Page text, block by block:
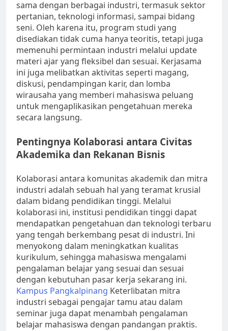
sama dengan berbagai industri, termasuk sektor
pertanian, teknologi informasi, sampai bidang
seni. Oleh karena itu, program studi yang
disediakan tidak cuma hanya teoritis, tetapi juga
memenuhi permintaan industri melalui update
materi ajar yang fleksibel dan sesuai. Kerjasama
ini juga melibatkan aktivitas seperti magang,
diskusi, pendampingan karir, dan lomba
wirausaha yang memberi mahasiswa peluang
untuk mengaplikasikan pengetahuan mereka
secara langsung.
Pentingnya Kolaborasi antara Civitas
Akademika dan Rekanan Bisnis
Kolaborasi antara komunitas akademik dan mitra
industri adalah sebuah hal yang teramat krusial
dalam bidang pendidikan tinggi. Melalui
kolaborasi ini, institusi pendidikan tinggi dapat
mendapatkan pengetahuan dan teknologi terbaru
yang tengah berkembang pesat di industri. Ini
menyokong dalam meningkatkan kualitas
kurikulum, sehingga mahasiswa mengalami
pengalaman belajar yang sesuai dan sesuai
dengan kebutuhan pasar kerja sekarang ini.
Kampus Pangkalpinang Keterlibatan mitra
industri sebagai pengajar tamu atau dalam
seminar juga dapat menambah pengalaman
belajar mahasiswa dengan pandangan praktis.